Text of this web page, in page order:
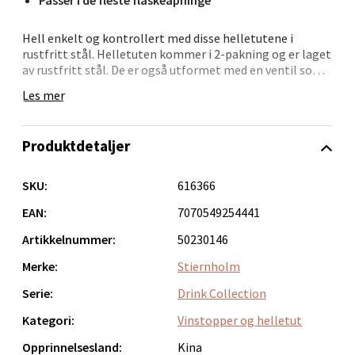
Hell enkelt og kontrollert med disse helletutene i
rustfritt stål. Helletuten kommer i 2-pakning og er laget
av rustfritt stål. De er også utformet med en ventil som
Helletuten er perfekte for alle som vil helle vin, øl, juice
Stiernholm – vakker hverdag, stilfull fest.
Stiernholm forener det klassiske og elegante med det
og annen borddekking i et elegant og tidløst uttrykk.
Les mer
Produktdetaljer
SKU:
616366
EAN:
7070549254441
Artikkelnummer:
50230146
Merke:
Stiernholm
Serie:
Drink Collection
Kategori:
Vinstopper og helletut
Opprinnelsesland:
Kina
Åpent i dag 09-19
0 i butikk
Velg
Ålesund - Thon Senter Moa
Langelandsvegen 25, 6010 Ålesund
Åpent i dag 10-20
0 i butikk